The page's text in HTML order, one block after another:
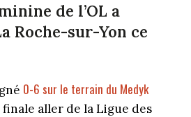
de l’OL a
Roche-sur-Yon ce
0-6 sur le terrain du Medyk
finale aller de la Ligue des